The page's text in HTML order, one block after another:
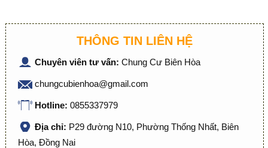
THÔNG TIN LIÊN HỆ
Chuyên viên tư vấn: Chung Cư Biên Hòa
chungcubienhoa@gmail.com
Hotline: 0855337979
Địa chỉ: P29 đường N10, Phường Thống Nhất, Biên
Hòa, Đồng Nai